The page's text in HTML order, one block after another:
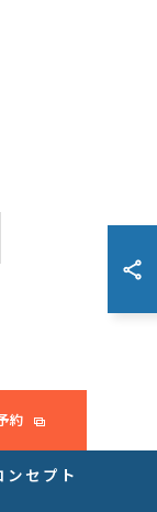
約
ンセプト